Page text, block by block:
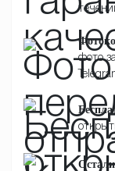
фото